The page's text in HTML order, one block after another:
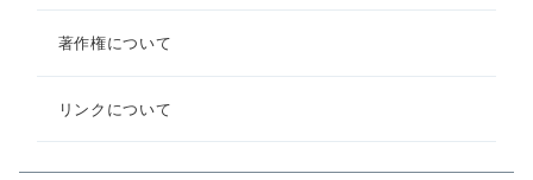
著作権について
リンクについて